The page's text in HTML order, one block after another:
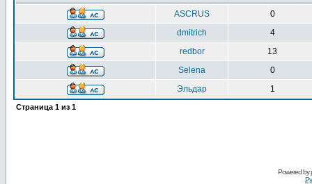
ASCRUS
0
dmitrich
4
redbor
13
Selena
0
Эльдар
1
Страница 1 из 1
Powered by